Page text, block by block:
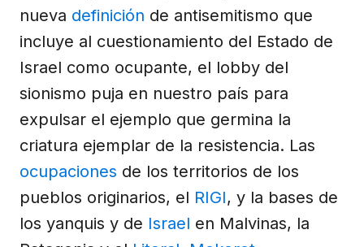
nueva definición de antisemitismo que
incluye al cuestionamiento del Estado de
Israel como ocupante, el lobby del
sionismo puja en nuestro país para
expulsar el ejemplo que germina la
criatura ejemplar de la resistencia. Las
ocupaciones de los territorios de los
pueblos originarios, el RIGI, y la bases de
los yanquis y de Israel en Malvinas, la